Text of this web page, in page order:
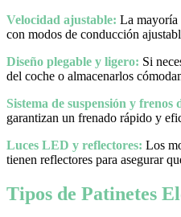
Velocidad ajustable: La mayoría
con modos de conducción
Diseño plegable y ligero: Si
del coche o almacenarlos
Sistema de suspensión y frenos
garantizan un frenado rápido y
Luces LED y reflectores: Los
tienen reflectores para asegurar
Tipos de Patinetes